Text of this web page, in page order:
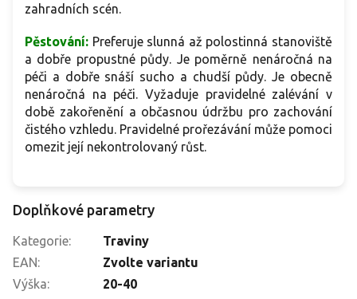
zahradních scén.
Pěstování: Preferuje slunná až polostinná stanoviště
a dobře propustné půdy. Je poměrně nenáročná na
péči a dobře snáší sucho a chudší půdy. Je obecně
nenáročná na péči. Vyžaduje pravidelné zalévání v
době zakořenění a občasnou údržbu pro zachování
čistého vzhledu. Pravidelné prořezávání může pomoci
omezit její nekontrolovaný růst.
Doplňkové parametry
Kategorie:
Traviny
EAN:
Zvolte variantu
Výška:
20-40